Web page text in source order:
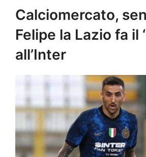
Calciomercato,
Felipe la Lazio fa il
all’Inter